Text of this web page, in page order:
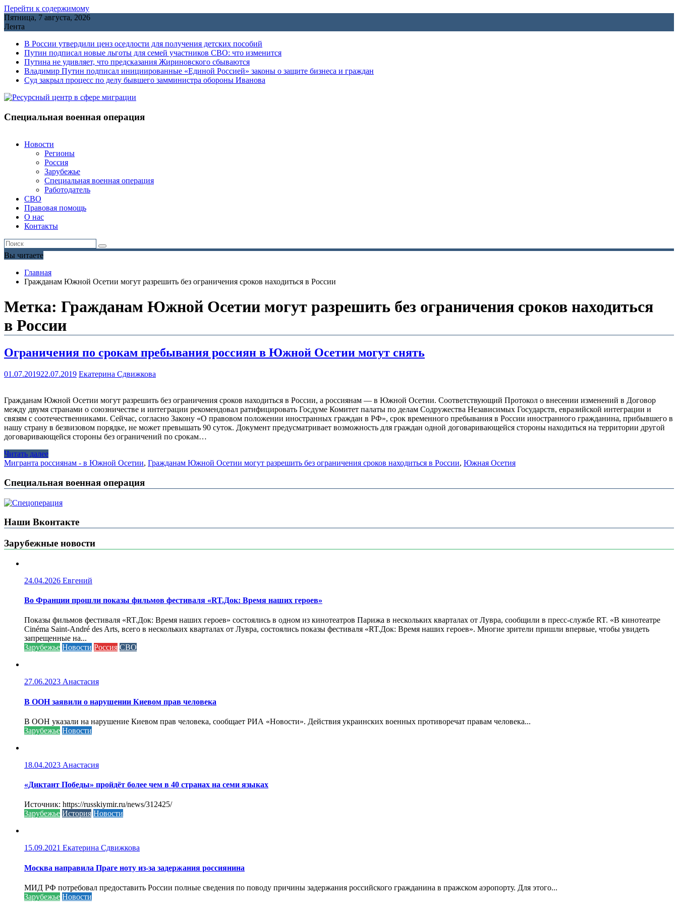
Перейти к содержимому
Пятница, 7 августа, 2026
Лента
В России утвердили ценз оседлости для получения детских пособий
Путин подписал новые льготы для семей участников СВО: что изменится
Путина не удивляет, что предсказания Жириновского сбываются
Владимир Путин подписал инициированные «Единой Россией» законы о защите бизнеса и граждан
Cуд закрыл процесс по делу бывшего замминистра обороны Иванова
Специальная военная операция
Новости
Регионы
Россия
Зарубежье
Специальная военная операция
Работодатель
СВО
Правовая помощь
О нас
Контакты
Вы читаете
Главная
Гражданам Южной Осетии могут разрешить без ограничения сроков находиться в России
Метка: Гражданам Южной Осетии могут разрешить без ограничения сроков находиться
в России
Ограничения по срокам пребывания россиян в Южной Осетии могут снять
01.07.201922.07.2019 Екатерина Сдвижкова
Гражданам Южной Осетии могут разрешить без ограничения сроков находиться в России, а россиянам — в Южной Осетии. Соответствующий Протокол о внесении изменений в Договор
между двумя странами о союзничестве и интеграции рекомендовал ратифицировать Госдуме Комитет палаты по делам Содружества Независимых Государств, евразийской интеграции и
связям с соотечественниками. Сейчас, согласно Закону «О правовом положении иностранных граждан в РФ», срок временного пребывания в России иностранного гражданина, прибывшего в
нашу страну в безвизовом порядке, не может превышать 90 суток. Документ предусматривает возможность для граждан одной договаривающейся стороны находиться на территории другой
договаривающейся стороны без ограничений по срокам…
Читать далее
Мигранта россиянам - в Южной Осетии, Гражданам Южной Осетии могут разрешить без ограничения сроков находиться в России, Южная Осетия
Специальная военная операция
Наши Вконтакте
Зарубежные новости
24.04.2026 Евгений
Во Франции прошли показы фильмов фестиваля «RT.Док: Время наших героев»
Показы фильмов фестиваля «RT.Док: Время наших героев» состоялись в одном из кинотеатров Парижа в нескольких кварталах от Лувра, сообщили в пресс-службе RT. «В кинотеатре
Cinéma Saint-André des Arts, всего в нескольких кварталах от Лувра, состоялись показы фестиваля «RT.Док: Время наших героев». Многие зрители пришли впервые, чтобы увидеть
запрещенные на...
Зарубежье Новости Россия СВО
27.06.2023 Анастасия
В ООН заявили о нарушении Киевом прав человека
В ООН указали на нарушение Киевом прав человека, сообщает РИА «Новости». Действия украинских военных противоречат правам человека...
Зарубежье Новости
18.04.2023 Анастасия
«Диктант Победы» пройдёт более чем в 40 странах на семи языках
Источник: https://russkiymir.ru/news/312425/
Зарубежье История Новости
15.09.2021 Екатерина Сдвижкова
Москва направила Праге ноту из-за задержания россиянина
МИД РФ потребовал предоставить России полные сведения по поводу причины задержания российского гражданина в пражском аэропорту. Для этого...
Зарубежье Новости